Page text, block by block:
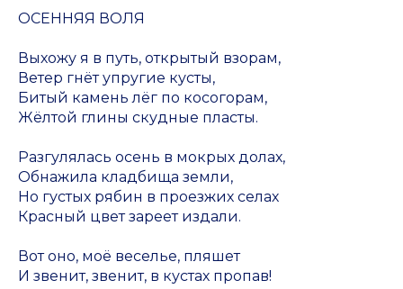
ОСЕННЯЯ ВОЛЯ
Выхожу я в путь, открытый взорам,
Ветер гнёт упругие кусты,
Битый камень лёг по косогорам,
Жёлтой глины скудные пласты.
Разгулялась осень в мокрых долах,
Обнажила кладбища земли,
Но густых рябин в проезжих селах
Красный цвет зареет издали.
Вот оно, моё веселье, пляшет
И звенит, звенит, в кустах пропав!